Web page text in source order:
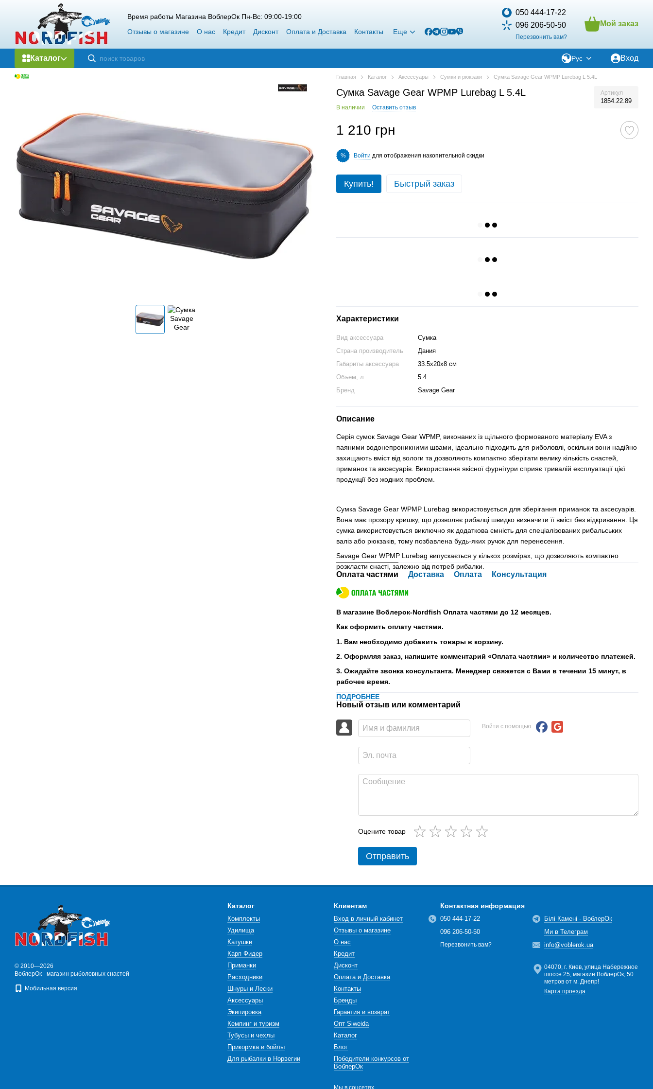
Перейти к основному контенту
Время работы Магазина ВоблерОк Пн-Вс: 09:00-19:00
Отзывы о магазине
О нас Кредит Дисконт Оплата и Доставка Контакты Еще
050 444-17-22
096 206-50-50
Перезвонить вам?
Мой заказ
Каталог Рус Вход
Главная Каталог Аксессуары Сумки и рюкзаки Сумка Savage Gear WPMP Lurebag L 5.4L
Сумка Savage Gear WPMP Lurebag L 5.4L Артикул
1854.22.89
В наличии Оставить отзыв
1 210 грн
% Войти для отображения накопительной скидки
Купить! Быстрый заказ
Характеристики
Вид аксессуара
Сумка
Страна производитель
Дания
Габариты аксессуара
33.5x20x8 см
Объем, л
5.4
Бренд
Savage Gear
Описание
Серія сумок Savage Gear WPMP, виконаних із щільного формованого матеріалу EVA з
паяними водонепроникними швами, ідеально підходить для риболовлі, оскільки вони надійно
захищають вміст від вологи та дозволяють компактно зберігати велику кількість снастей,
приманок та аксесуарів. Використання якісної фурнітури сприяє тривалій експлуатації цієї
продукції без жодних проблем.
Сумка Savage Gear WPMP Lurebag використовується для зберігання приманок та аксесуарів.
Вона має прозору кришку, що дозволяє рибалці швидко визначити її вміст без відкривання. Ця
сумка використовується виключно як додаткова ємність для спеціалізованих рибальських
валіз або рюкзаків, тому позбавлена будь-яких ручок для перенесення.
Savage Gear WPMP Lurebag випускається у кількох розмірах, що дозволяють компактно
розкласти снасті, залежно від потреб рибалки.
Оплата частями Доставка Оплата Консультация
В магазине Воблерок-Nordfish Оплата частями до 12 месяцев.
Как оформить оплату частями.
1. Вам необходимо добавить товары в корзину.
2. Оформляя заказ, напишите комментарий «Оплата частями» и количество платежей.
3. Ожидайте звонка консультанта. Менеджер свяжется с Вами в течении 15 минут, в
рабочее время.
ПОДРОБНЕЕ
Новый отзыв или комментарий
Войти с помощью
Оцените товар
Отправить
© 2010—2026
ВоблерОк - магазин рыболовных снастей
Мобильная версия
Каталог
Комплекты
Удилища
Катушки
Карп Фидер
Приманки
Расходники
Шнуры и Лески
Аксессуары
Экипировка
Кемпинг и туризм
Тубусы и чехлы
Прикормка и бойлы
Для рыбалки в Норвегии
Клиентам
Вход в личный кабинет
Отзывы о магазине
О нас
Кредит
Дисконт
Оплата и Доставка
Контакты
Бренды
Гарантия и возврат
Опт Siweida
Каталог
Блог
Победители конкурсов от
ВоблерОк
Мы в соцсетях
Контактная информация
050 444-17-22
096 206-50-50
Перезвонить вам?
Білі Камені - ВоблерОк
Ми в Телеграм
info@voblerok.ua
04070, г. Киев, улица Набережное
шоссе 25, магазин ВоблерОк, 50
метров от м. Днепр!
Карта проезда